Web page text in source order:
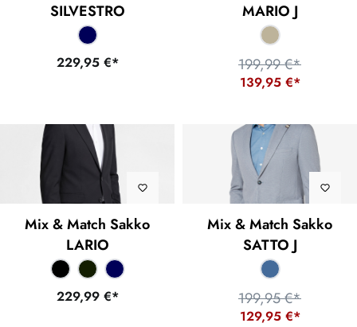
SILVESTRO
229,95 €*
MARIO J
139,95 €*
199,99 €*
Mix & Match Sakko
LARIO
229,99 €*
Mix & Match Sakko
SATTO J
129,95 €*
199,95 €*